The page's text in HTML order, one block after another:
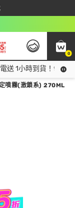
0
送 1小時到貨！領神
噴霧(激鎖系) 270ML